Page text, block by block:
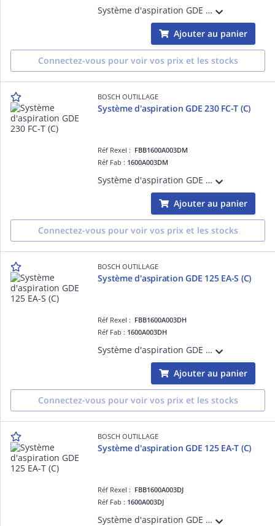
Système d'aspiration GDE 125 EA-T pour meuleuses D=125mm. Profondeur de coupe max.25mm. Compatible avec les meuleuses à capot de protection à crans. (C)
Ajouter au panier
Connectez-vous pour voir vos prix et les stocks
BOSCH OUTILLAGE
Système d'aspiration GDE 230 FC-T (C)
Réf Rexel : FBB1600A003DM
Réf Fab : 1600A003DM
Système d'aspiration GDE 230 FC-T pour meuleuses D=230mm. Profondeur de coupe max.60mm - roues intégrées.(C)
Ajouter au panier
Connectez-vous pour voir vos prix et les stocks
BOSCH OUTILLAGE
Système d'aspiration GDE 125 EA-S (C)
Réf Rexel : FBB1600A003DH
Réf Fab : 1600A003DH
Système d'aspiration GDE 115/125 FC-T pour meuleuses D=115mm et 125mm Profondeur de coupe max.20/25mm - roues intégrées. (C)
Ajouter au panier
Connectez-vous pour voir vos prix et les stocks
BOSCH OUTILLAGE
Système d'aspiration GDE 125 EA-T (C)
Réf Rexel : FBB1600A003DJ
Réf Fab : 1600A003DJ
Système d'aspiration GDE 125 EA-S pour meuleuses D=125mm. Profondeur de coupe max.25mm. Compatible avec les meuleuses à capot de protection à vis. (C)